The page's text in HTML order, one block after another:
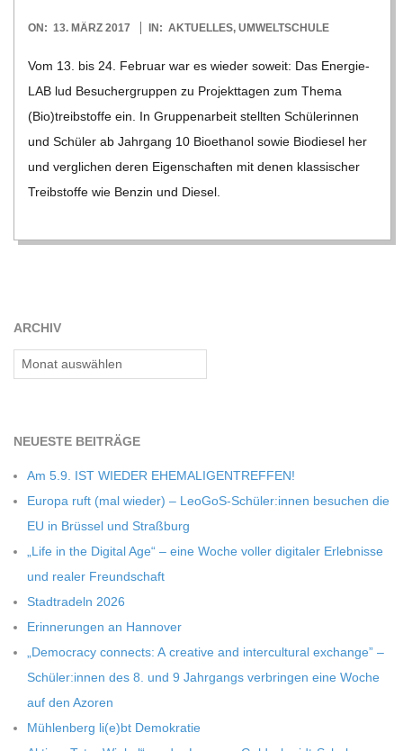
2017-
ON: 13. MÄRZ 2017 IN: AKTUELLES, UMWELTSCHULE
Vom 13. bis 24. Februar war es wie­der soweit: Das Ener­­gie-
LAB lud Besu­cher­grup­pen zu Pro­jekt­ta­gen zum Thema
(Bio)treibstoffe ein. In Grup­pen­ar­beit stell­ten Schü­le­rin­nen
und Schü­ler ab Jahr­gang 10 Bio­etha­nol sowie Bio­die­sel her
und ver­gli­chen deren Eigen­schaf­ten mit denen klas­si­scher
Treib­stoffe wie Ben­zin und Die­sel.
ARCHIV
Archiv
NEU­ESTE BEITRÄGE
Am 5.9. IST WIEDER EHEMALIGENTREFFEN!
Europa ruft (mal wie­der) – LeoGoS-Schüler:innen besu­chen die
EU in Brüs­sel und Straßburg
„Life in the Digi­tal Age“ – eine Woche vol­ler digi­ta­ler Erleb­nisse
und rea­ler Freundschaft
Stadt­ra­deln 2026
Erin­ne­run­gen an Hannover
„Demo­cracy con­nects: A crea­tive and inter­cul­tu­ral exch­ange” –
Schüler:innen des 8. und 9 Jahr­gangs ver­brin­gen eine Woche
auf den Azoren
Müh­len­berg li(e)bt Demokratie